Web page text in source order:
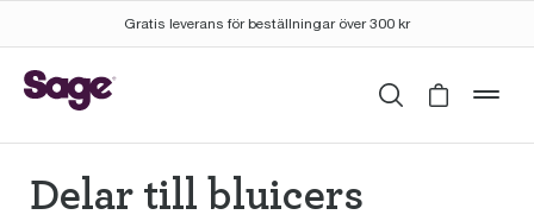
Gratis leverans för beställningar över 300 kr
Sök Cart is
Delar till bluicers